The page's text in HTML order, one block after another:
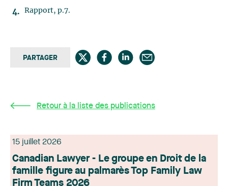
Rapport, p.7.
PARTAGER
Retour à la liste des publications
15 juillet 2026
Canadian Lawyer - Le groupe en Droit de la
famille figure au palmarès Top Family Law
Firm Teams 2026